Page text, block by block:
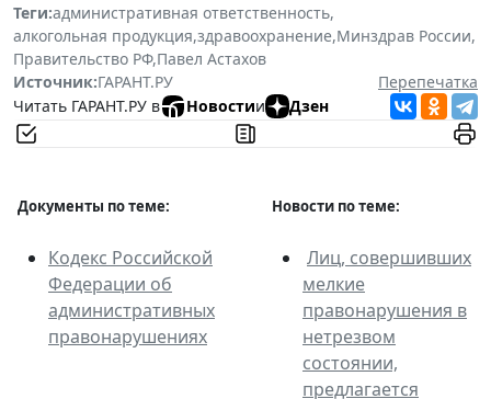
Теги:административная ответственность,
алкогольная продукция,здравоохранение,Минздрав России,
Правительство РФ,Павел Астахов
Источник:ГАРАНТ.РУ
Перепечатка
Читать ГАРАНТ.РУ в
Новостии Дзен
Документы по теме: Новости по теме:
Кодекс Российской
Федерации об
административных
правонарушениях
Лиц, совершивших
мелкие
правонарушения в
нетрезвом
состоянии,
предлагается